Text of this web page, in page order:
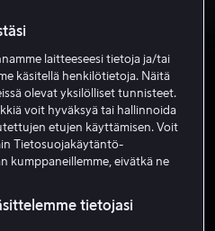
laitteeseesi tietoja ja/tai
käsitellä henkilötietoja. Näitä
olevat yksilölliset tunnisteet.
voit hyväksyä tai hallinnoida
etujen käyttämisen. Voit
Tietosuojakäytäntö-
kumppaneillemme, eivätkä ne
tietojasi